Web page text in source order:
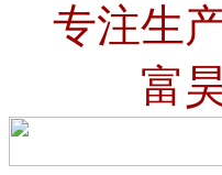
专注生
富昊建